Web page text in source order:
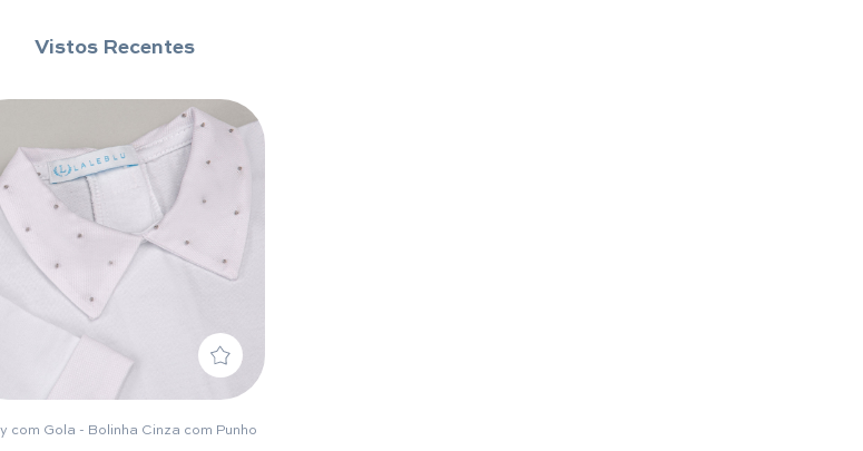
Vistos Recentes
com Gola - Bolinha Cinza com Punho